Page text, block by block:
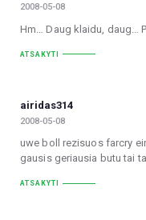
2008-05-08
Hm… Daug klaidu, daug…
ATSAKYTI
airidas314
2008-05-08
uwe boll rezisuos farcry
gausis geriausia butu tai
ATSAKYTI